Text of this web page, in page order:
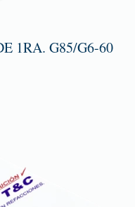
1RA. G85/G6-60